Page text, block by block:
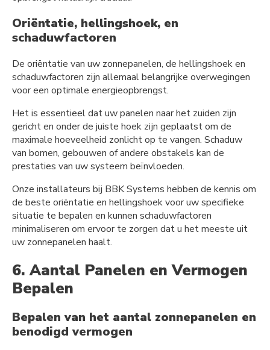
Oriëntatie, hellingshoek, en
schaduwfactoren
De oriëntatie van uw zonnepanelen, de hellingshoek en
schaduwfactoren zijn allemaal belangrijke overwegingen
voor een optimale energieopbrengst.
Het is essentieel dat uw panelen naar het zuiden zijn
gericht en onder de juiste hoek zijn geplaatst om de
maximale hoeveelheid zonlicht op te vangen. Schaduw
van bomen, gebouwen of andere obstakels kan de
prestaties van uw systeem beïnvloeden.
Onze installateurs bij BBK Systems hebben de kennis om
de beste oriëntatie en hellingshoek voor uw specifieke
situatie te bepalen en kunnen schaduwfactoren
minimaliseren om ervoor te zorgen dat u het meeste uit
uw zonnepanelen haalt.
6. Aantal Panelen en Vermogen
Bepalen
Bepalen van het aantal zonnepanelen en
benodigd vermogen